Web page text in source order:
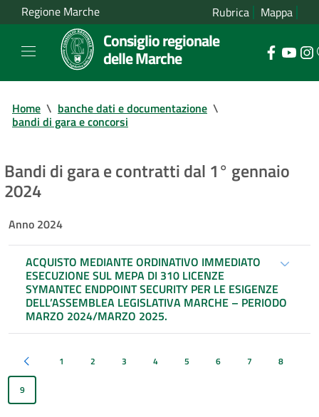
Regione Marche Rubrica Mappa
Consiglio regionale
delle Marche
Home \ banche dati e documentazione \
bandi di gara e concorsi
Bandi di gara e contratti dal 1° gennaio
2024
Anno 2024
ACQUISTO MEDIANTE ORDINATIVO IMMEDIATO
ESECUZIONE SUL MEPA DI 310 LICENZE
SYMANTEC ENDPOINT SECURITY PER LE ESIGENZE
DELL’ASSEMBLEA LEGISLATIVA MARCHE – PERIODO
MARZO 2024/MARZO 2025.
Pagina precedente
1 2 3 4 5 6 7 8
9